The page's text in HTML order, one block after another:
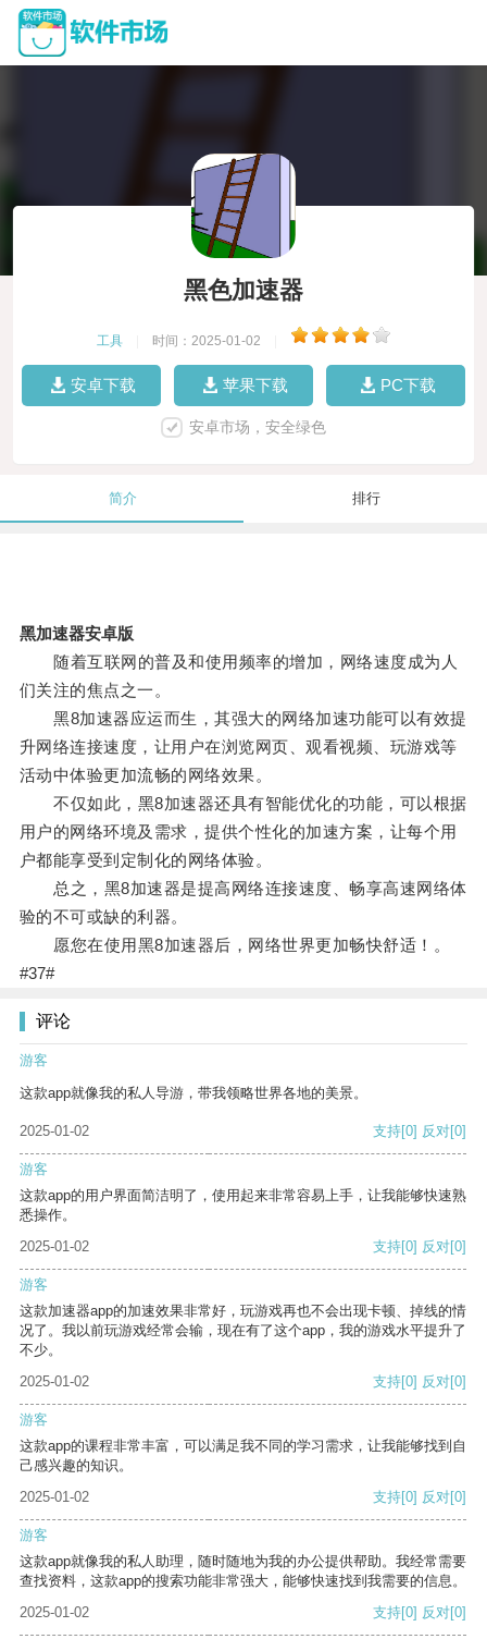
黑色加速器
工具 时间：2025-01-02
安卓下载 苹果下载 PC下载
安卓市场，安全绿色
简介 排行
黑加速器安卓版
随着互联网的普及和使用频率的增加，网络速度成为人
们关注的焦点之一。
黑8加速器应运而生，其强大的网络加速功能可以有效提
升网络连接速度，让用户在浏览网页、观看视频、玩游戏等
活动中体验更加流畅的网络效果。
不仅如此，黑8加速器还具有智能优化的功能，可以根据
用户的网络环境及需求，提供个性化的加速方案，让每个用
户都能享受到定制化的网络体验。
总之，黑8加速器是提高网络连接速度、畅享高速网络体
验的不可或缺的利器。
愿您在使用黑8加速器后，网络世界更加畅快舒适！。
#37#
评论
游客
这款app就像我的私人导游，带我领略世界各地的美景。
2025-01-02 支持[0] 反对[0]
游客
这款app的用户界面简洁明了，使用起来非常容易上手，让我能够快速熟
悉操作。
2025-01-02
支持[0] 反对[0]
游客
这款加速器app的加速效果非常好，玩游戏再也不会出现卡顿、掉线的情
况了。我以前玩游戏经常会输，现在有了这个app，我的游戏水平提升了
不少。
2025-01-02
支持[0] 反对[0]
游客
这款app的课程非常丰富，可以满足我不同的学习需求，让我能够找到自
己感兴趣的知识。
2025-01-02
支持[0] 反对[0]
游客
这款app就像我的私人助理，随时随地为我的办公提供帮助。我经常需要
查找资料，这款app的搜索功能非常强大，能够快速找到我需要的信息。
2025-01-02
支持[0] 反对[0]